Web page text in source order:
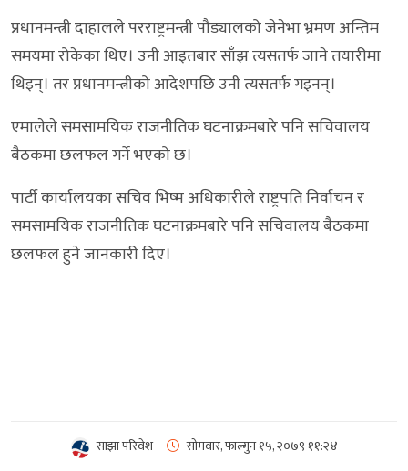
प्रधानमन्त्री दाहालले परराष्ट्रमन्त्री पौड्यालको जेनेभा भ्रमण अन्तिम
समयमा रोकेका थिए। उनी आइतबार साँझ त्यसतर्फ जाने तयारीमा
थिइन्। तर प्रधानमन्त्रीको आदेशपछि उनी त्यसतर्फ गइनन्।
एमालेले समसामयिक राजनीतिक घटनाक्रमबारे पनि सचिवालय
बैठकमा छलफल गर्ने भएको छ।
पार्टी कार्यालयका सचिव भिष्म अधिकारीले राष्ट्रपति निर्वाचन र
समसामयिक राजनीतिक घटनाक्रमबारे पनि सचिवालय बैठकमा
छलफल हुने जानकारी दिए।
साझा परिवेश सोमवार, फाल्गुन १५, २०७९ ११:२४